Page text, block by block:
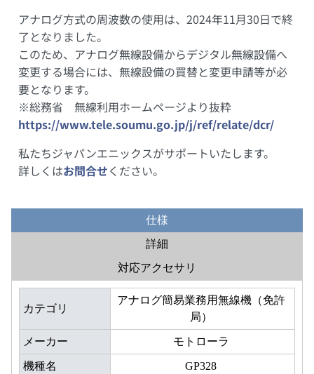
アナログ方式の周波数の使用は、2024年11月30日で終
了となりました。
このため、アナログ無線設備からデジタル無線設備へ
変更する場合には、無線設備の買替と変更申請等が必
要となります。
※総務省 無線利用ホームページより抜粋
https://www.tele.soumu.go.jp/j/ref/relate/dcr/
私たちジャパンエニックスがサポートいたします。
詳しくはお問合せください。
仕様
詳細
対応アクセサリ
カテゴリ
アナログ簡易業務用無線機（免許
局）
メーカー モトローラ
機種名 GP328